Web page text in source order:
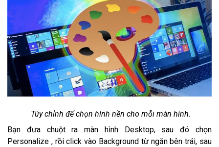
Tùy chỉnh để chọn hình nền cho mỗi màn hình.
Bạn đưa chuột ra màn hình Desktop, sau đó chọn
Personalize , rồi click vào Background từ ngăn bên trái, sau